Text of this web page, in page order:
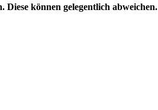
können gelegentlich abweichen.